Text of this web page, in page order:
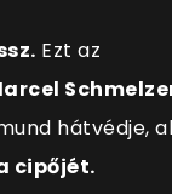
Ezt az
hátvédje,
cipőjét.